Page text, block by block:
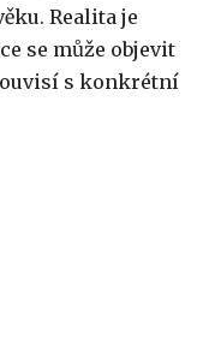
Realita je
se může objevit
s konkrétní